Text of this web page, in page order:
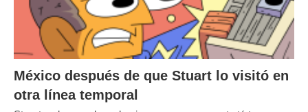
México después de que Stuart lo visitó en
otra línea temporal